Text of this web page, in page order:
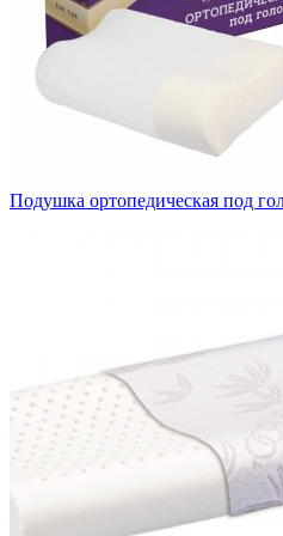
Подушка ортопедическая под